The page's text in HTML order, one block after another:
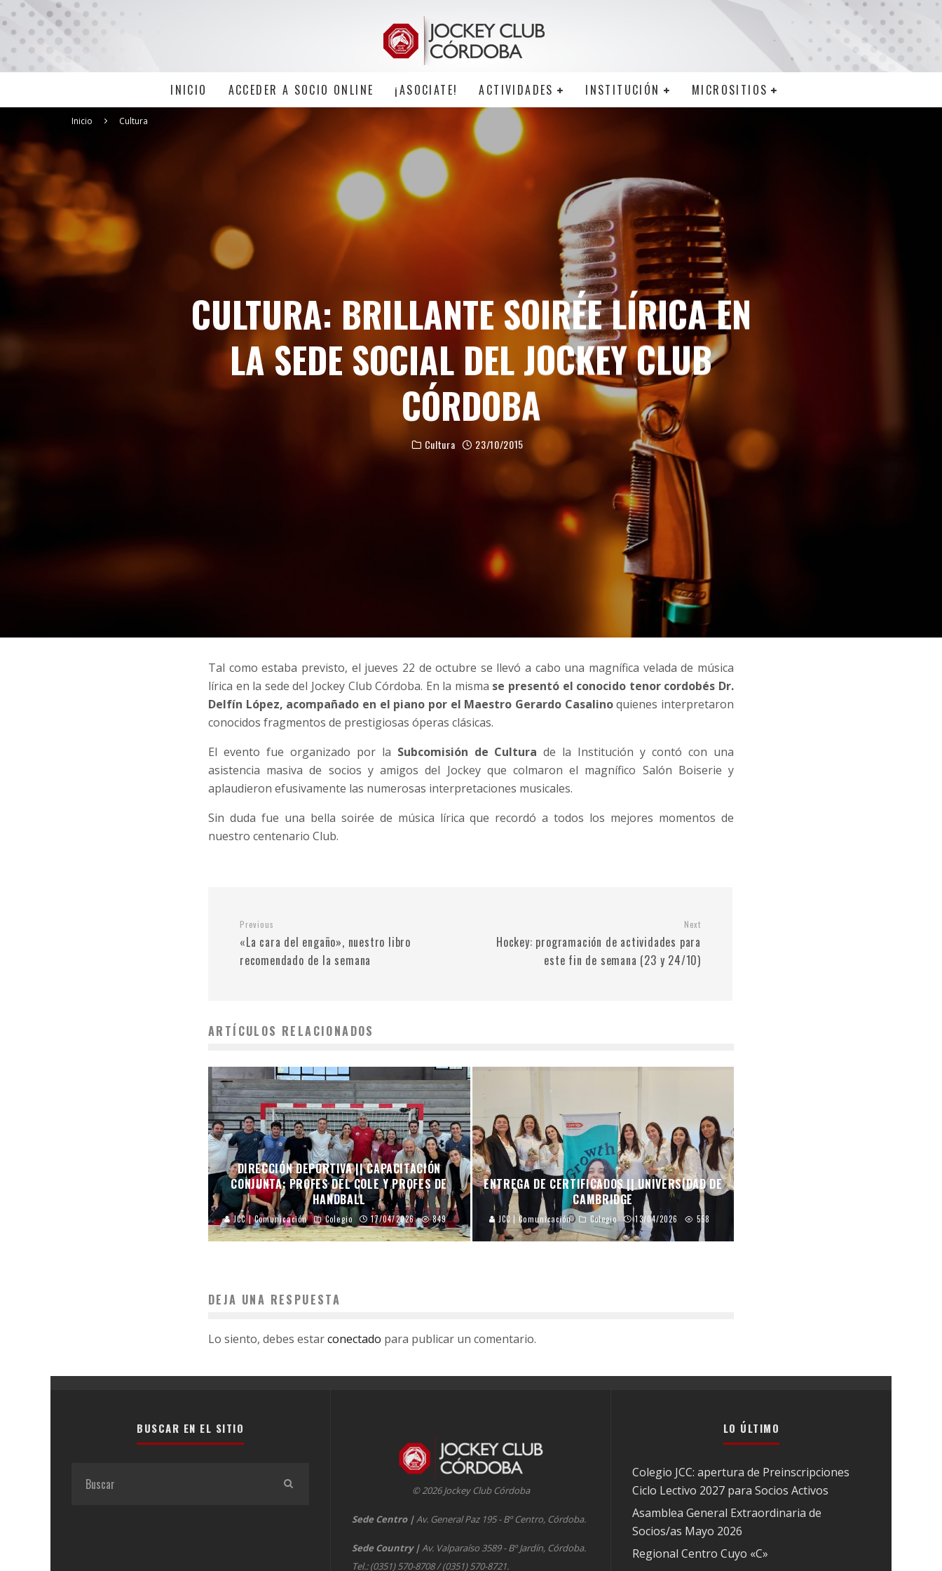
INICIO ACCEDER A SOCIO ONLINE ¡ASOCIATE! ACTIVIDADES INSTITUCIÓN MICROSITIOS
Inicio Cultura
CULTURA: BRILLANTE SOIRÉE LÍRICA EN
LA SEDE SOCIAL DEL JOCKEY CLUB
CÓRDOBA
Cultura 23/10/2015
Tal como estaba previsto, el jueves 22 de octubre se llevó a cabo una magnífica velada de música
lírica en la sede del Jockey Club Córdoba. En la misma se presentó el conocido tenor cordobés Dr.
Delfín López, acompañado en el piano por el Maestro Gerardo Casalinoquienes interpretaron
conocidos fragmentos de prestigiosas óperas clásicas.
El evento fue organizado por la Subcomisión de Cultura de la Institución y contó con una
asistencia masiva de socios y amigos del Jockey que colmaron el magnífico Salón Boiserie y
aplaudieron efusivamente las numerosas interpretaciones musicales.
Sin duda fue una bella soirée de música lírica que recordó a todos los mejores momentos de
nuestro centenario Club.
Previous
«La cara del engaño», nuestro libro
recomendado de la semana
Next
Hockey: programación de actividades para
este fin de semana (23 y 24/10)
ARTÍCULOS RELACIONADOS
DIRECCIÓN DEPORTIVA || CAPACITACIÓN
CONJUNTA: PROFES DEL COLE Y PROFES DE
HANDBALL
JCC | Comunicación Colegio 17/04/2026 849
ENTREGA DE CERTIFICADOS || UNIVERSIDAD DE
CAMBRIDGE
JCC | Comunicación Colegio 13/04/2026 558
DEJA UNA RESPUESTA
Lo siento, debes estarconectado para publicar un comentario.
BUSCAR EN EL SITIO
© 2026 Jockey Club Córdoba
Sede Centro |Av. General Paz 195 - Bº Centro, Córdoba.
Sede Country |Av. Valparaíso 3589 - Bº Jardín, Córdoba.
Tel.: (0351) 570-8708 / (0351) 570-8721.
LO ÚLTIMO
Colegio JCC: apertura de Preinscripciones
Ciclo Lectivo 2027 para Socios Activos
Asamblea General Extraordinaria de
Socios/as Mayo 2026
Regional Centro Cuyo «C»